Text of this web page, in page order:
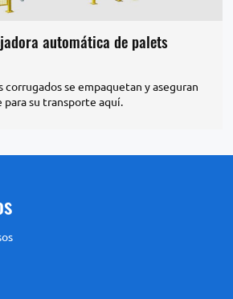
automática de palets
corrugados se empaquetan y aseguran
su transporte aquí.